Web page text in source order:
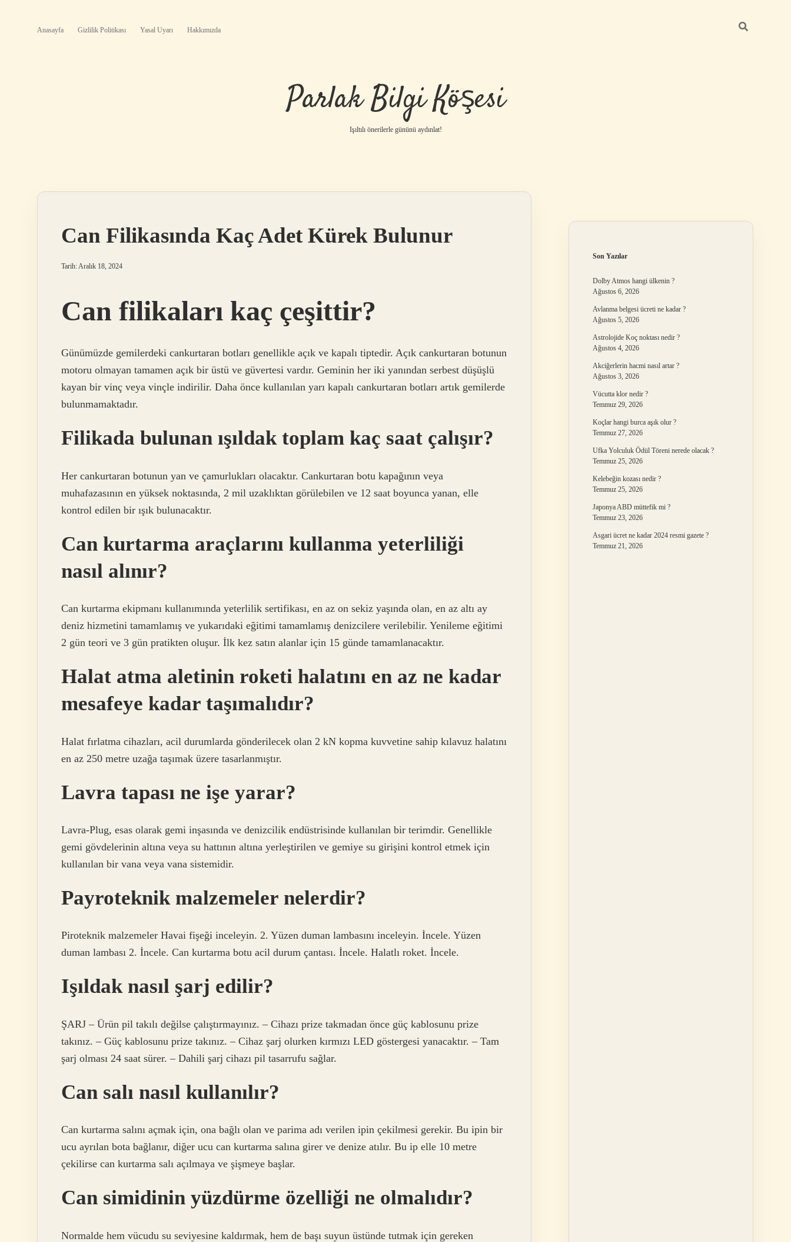
Anasayfa Gizlilik Politikası Yasal Uyarı Hakkımızda
Parlak Bilgi Köşesi
Işıltılı önerilerle gününü aydınlat!
Can Filikasında Kaç Adet Kürek Bulunur
Tarih: Aralık 18, 2024
Can filikaları kaç çeşittir?
Günümüzde gemilerdeki cankurtaran botları genellikle açık ve kapalı tiptedir. Açık cankurtaran botunun
motoru olmayan tamamen açık bir üstü ve güvertesi vardır. Geminin her iki yanından serbest düşüşlü
kayan bir vinç veya vinçle indirilir. Daha önce kullanılan yarı kapalı cankurtaran botları artık gemilerde
bulunmamaktadır.
Filikada bulunan ışıldak toplam kaç saat çalışır?
Her cankurtaran botunun yan ve çamurlukları olacaktır. Cankurtaran botu kapağının veya
muhafazasının en yüksek noktasında, 2 mil uzaklıktan görülebilen ve 12 saat boyunca yanan, elle
kontrol edilen bir ışık bulunacaktır.
Can kurtarma araçlarını kullanma yeterliliği
nasıl alınır?
Can kurtarma ekipmanı kullanımında yeterlilik sertifikası, en az on sekiz yaşında olan, en az altı ay
deniz hizmetini tamamlamış ve yukarıdaki eğitimi tamamlamış denizcilere verilebilir. Yenileme eğitimi
2 gün teori ve 3 gün pratikten oluşur. İlk kez satın alanlar için 15 günde tamamlanacaktır.
Halat atma aletinin roketi halatını en az ne kadar
mesafeye kadar taşımalıdır?
Halat fırlatma cihazları, acil durumlarda gönderilecek olan 2 kN kopma kuvvetine sahip kılavuz halatını
en az 250 metre uzağa taşımak üzere tasarlanmıştır.
Lavra tapası ne işe yarar?
Lavra-Plug, esas olarak gemi inşasında ve denizcilik endüstrisinde kullanılan bir terimdir. Genellikle
gemi gövdelerinin altına veya su hattının altına yerleştirilen ve gemiye su girişini kontrol etmek için
kullanılan bir vana veya vana sistemidir.
Payroteknik malzemeler nelerdir?
Piroteknik malzemeler Havai fişeği inceleyin. 2. Yüzen duman lambasını inceleyin. İncele. Yüzen
duman lambası 2. İncele. Can kurtarma botu acil durum çantası. İncele. Halatlı roket. İncele.
Işıldak nasıl şarj edilir?
ŞARJ – Ürün pil takılı değilse çalıştırmayınız. – Cihazı prize takmadan önce güç kablosunu prize
takınız. – Güç kablosunu prize takınız. – Cihaz şarj olurken kırmızı LED göstergesi yanacaktır. – Tam
şarj olması 24 saat sürer. – Dahili şarj cihazı pil tasarrufu sağlar.
Can salı nasıl kullanılır?
Can kurtarma salını açmak için, ona bağlı olan ve parima adı verilen ipin çekilmesi gerekir. Bu ipin bir
ucu ayrılan bota bağlanır, diğer ucu can kurtarma salına girer ve denize atılır. Bu ip elle 10 metre
çekilirse can kurtarma salı açılmaya ve şişmeye başlar.
Can simidinin yüzdürme özelliği ne olmalıdır?
Normalde hem vücudu su seviyesine kaldırmak, hem de başı suyun üstünde tutmak için gereken
Son Yazılar
Dolby Atmos hangi ülkenin ?
Ağustos 6, 2026
Avlanma belgesi ücreti ne kadar ?
Ağustos 5, 2026
Astrolojide Koç noktası nedir ?
Ağustos 4, 2026
Akciğerlerin hacmi nasıl artar ?
Ağustos 3, 2026
Vücutta klor nedir ?
Temmuz 29, 2026
Koçlar hangi burca aşık olur ?
Temmuz 27, 2026
Ufka Yolculuk Ödül Töreni nerede olacak ?
Temmuz 25, 2026
Kelebeğin kozası nedir ?
Temmuz 25, 2026
Japonya ABD müttefik mi ?
Temmuz 23, 2026
Asgari ücret ne kadar 2024 resmi gazete ?
Temmuz 21, 2026